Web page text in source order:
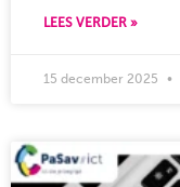
LEES VERDER »
15 december 2025